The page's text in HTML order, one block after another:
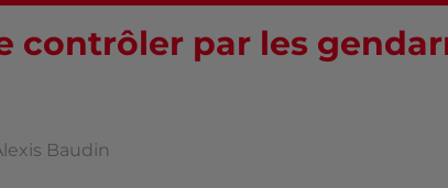
contrôler par les
Baudin